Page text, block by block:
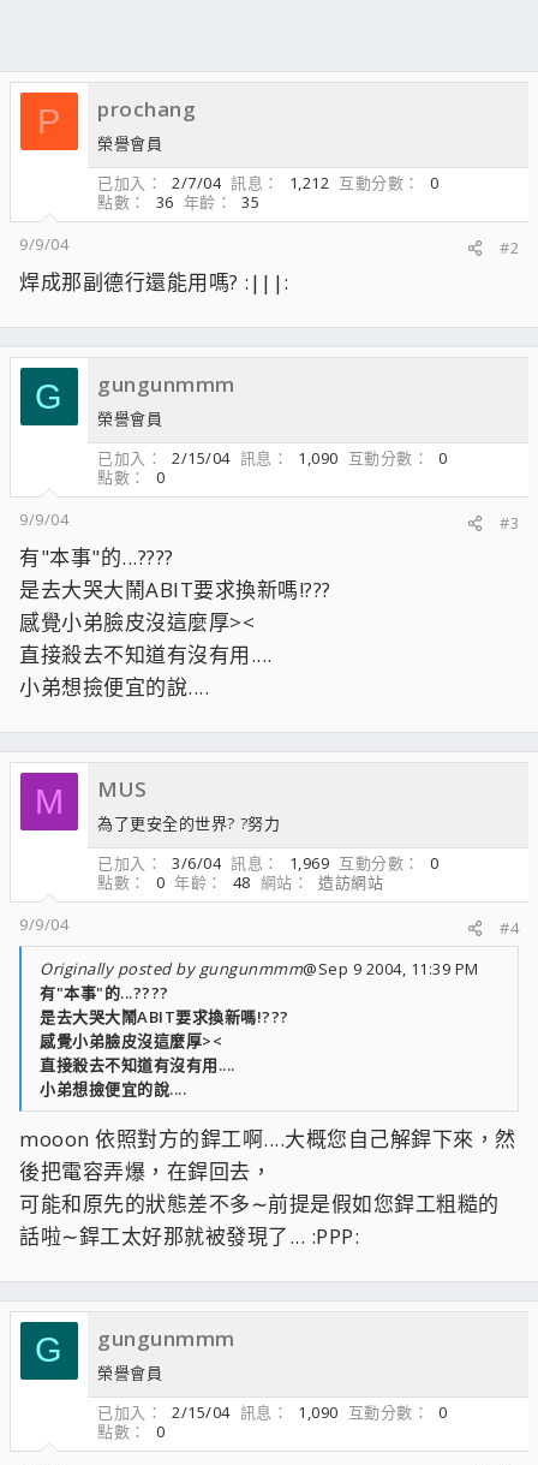
P prochang
榮譽會員
已加入
2/7/04 訊息 1,212 互動分數
0
點數
36 年齡
35
9/9/04
#2
焊成那副德行還能用嗎? :|||:
G gungunmmm
榮譽會員
已加入
2/15/04 訊息 1,090 互動分數
0
點數
0
9/9/04
#3
有"本事"的...????
是去大哭大鬧ABIT要求換新嗎!???
感覺小弟臉皮沒這麼厚><
直接殺去不知道有沒有用....
小弟想撿便宜的說....
M MUS
為了更安全的世界? ?努力
已加入
3/6/04 訊息 1,969 互動分數
0
點數
0 年齡 48 網站
造訪網站
9/9/04
#4
Originally posted by gungunmmm@Sep 9 2004, 11:39 PM
有"本事"的...????
是去大哭大鬧ABIT要求換新嗎!???
感覺小弟臉皮沒這麼厚><
直接殺去不知道有沒有用....
小弟想撿便宜的說....
mooon 依照對方的銲工啊....大概您自己解銲下來，然
後把電容弄爆，在銲回去，
可能和原先的狀態差不多∼前提是假如您銲工粗糙的
話啦∼銲工太好那就被發現了... :PPP:
G gungunmmm
榮譽會員
已加入
2/15/04 訊息 1,090 互動分數
0
點數
0